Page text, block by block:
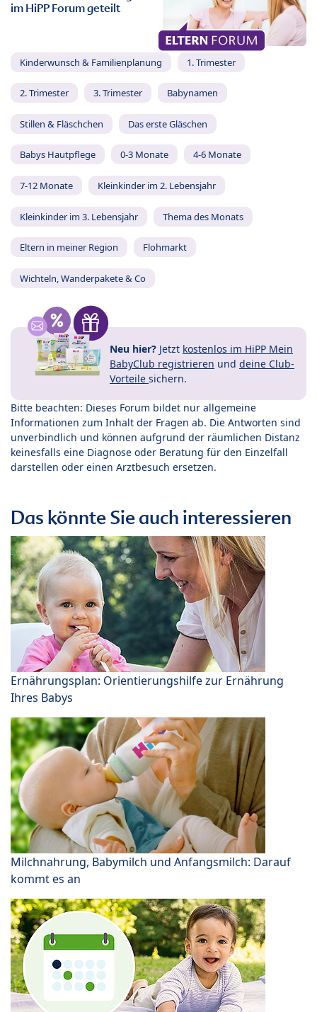
im HiPP Forum geteilt
Kinderwunsch & Familienplanung 1. Trimester
2. Trimester 3. Trimester Babynamen
Stillen & Fläschchen Das erste Gläschen
Babys Hautpflege 0-3 Monate 4-6 Monate
7-12 Monate Kleinkinder im 2. Lebensjahr
Kleinkinder im 3. Lebensjahr Thema des Monats
Eltern in meiner Region Flohmarkt
Wichteln, Wanderpakete & Co
Neu hier? Jetzt kostenlos im HiPP Mein
BabyClub registrieren und deine Club-
Vorteile sichern.
Bitte beachten: Dieses Forum bildet nur allgemeine
Informationen zum Inhalt der Fragen ab. Die Antworten sind
unverbindlich und können aufgrund der räumlichen Distanz
keinesfalls eine Diagnose oder Beratung für den Einzelfall
darstellen oder einen Arztbesuch ersetzen.
Das könnte Sie auch interessieren
Ernährungsplan: Orientierungshilfe zur Ernährung
Ihres Babys
Milchnahrung, Babymilch und Anfangsmilch: Darauf
kommt es an